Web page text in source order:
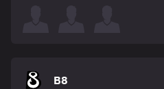
B8